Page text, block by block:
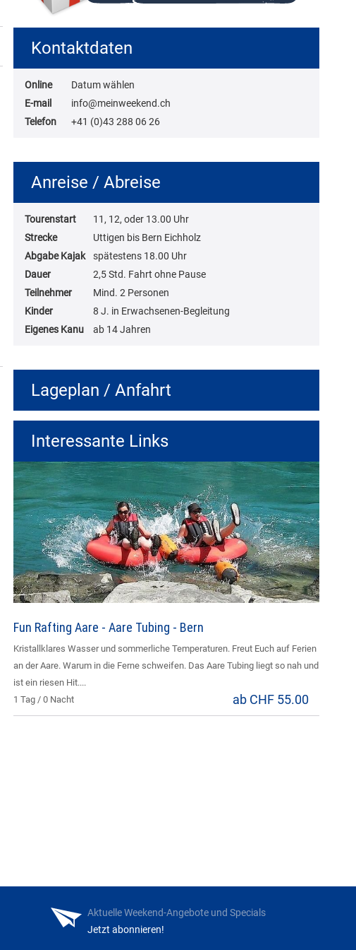
Kontaktdaten
Online
Datum wählen
E-mail
info@meinweekend.ch
Telefon
+41 (0)43 288 06 26
Anreise / Abreise
Tourenstart
11, 12, oder 13.00 Uhr
Strecke
Uttigen bis Bern Eichholz
Abgabe Kajak
spätestens 18.00 Uhr
Dauer
2,5 Std. Fahrt ohne Pause
Teilnehmer
Mind. 2 Personen
Kinder
8 J. in Erwachsenen-Begleitung
Eigenes Kanu
ab 14 Jahren
Lageplan / Anfahrt
Interessante Links
Fun Rafting Aare - Aare Tubing - Bern
Kristallklares Wasser und sommerliche Temperaturen. Freut Euch auf Ferien
an der Aare. Warum in die Ferne schweifen. Das Aare Tubing liegt so nah und
ist ein riesen Hit....
1 Tag / 0 Nacht
ab CHF 55.00
Aktuelle Weekend-Angebote und Specials
Jetzt abonnieren!